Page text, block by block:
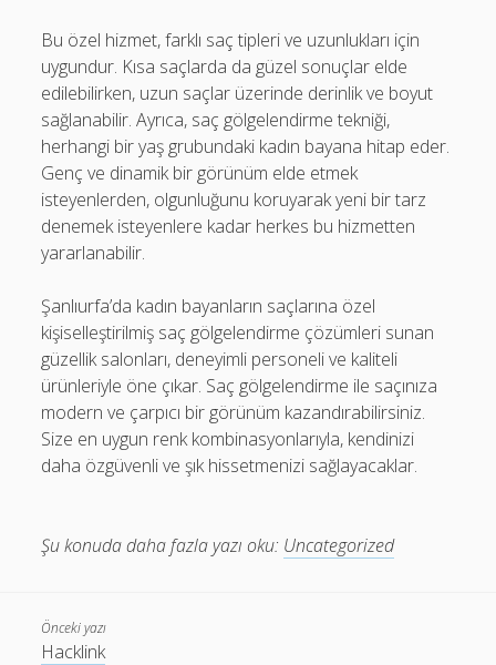
Bu özel hizmet, farklı saç tipleri ve uzunlukları için
uygundur. Kısa saçlarda da güzel sonuçlar elde
edilebilirken, uzun saçlar üzerinde derinlik ve boyut
sağlanabilir. Ayrıca, saç gölgelendirme tekniği,
herhangi bir yaş grubundaki kadın bayana hitap eder.
Genç ve dinamik bir görünüm elde etmek
isteyenlerden, olgunluğunu koruyarak yeni bir tarz
denemek isteyenlere kadar herkes bu hizmetten
yararlanabilir.
Şanlıurfa’da kadın bayanların saçlarına özel
kişiselleştirilmiş saç gölgelendirme çözümleri sunan
güzellik salonları, deneyimli personeli ve kaliteli
ürünleriyle öne çıkar. Saç gölgelendirme ile saçınıza
modern ve çarpıcı bir görünüm kazandırabilirsiniz.
Size en uygun renk kombinasyonlarıyla, kendinizi
daha özgüvenli ve şık hissetmenizi sağlayacaklar.
Şu konuda daha fazla yazı oku: Uncategorized
Önceki yazı
Hacklink